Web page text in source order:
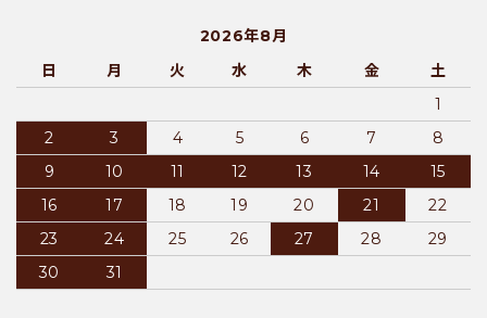
2026年8月
日
月 火 水 木 金
土
1
2
3 4 5 6 7
8
9
10 11 12 13 14
15
16
17 18 19 20 21
22
23
24 25 26 27 28
29
30
31